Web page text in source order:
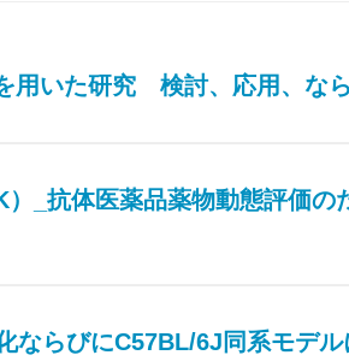
用いた研究 検討、応用、な
_抗体医薬品薬物動態評価の
らびにC57BL/6J同系モデル